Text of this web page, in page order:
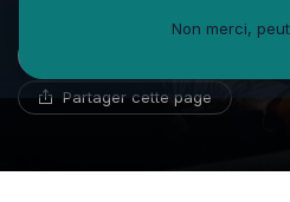
Partager cette page
Non merci,